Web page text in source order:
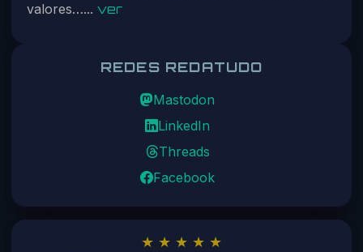
valores…... ver
REDES REDATUDO
Mastodon
LinkedIn
Threads
Facebook
★ ★ ★ ★ ★